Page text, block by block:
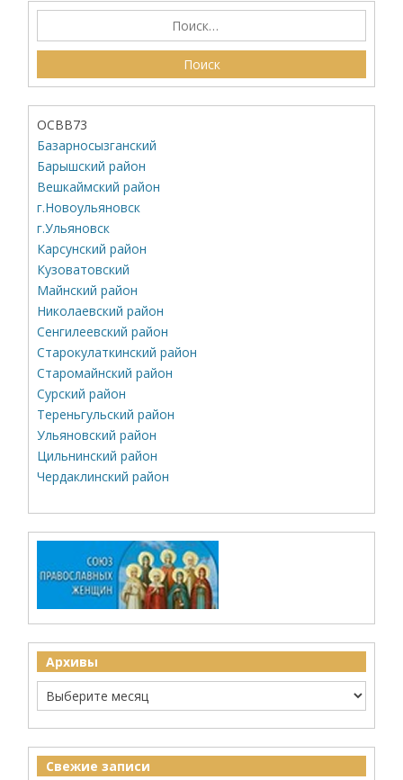
ОСВВ73
Базарносызганский
Барышский район
Вешкаймский район
г.Новоульяновск
г.Ульяновск
Карсунский район
Кузоватовский
Майнский район
Николаевский район
Сенгилеевский район
Старокулаткинский район
Старомайнский район
Сурский район
Тереньгульский район
Ульяновский район
Цильнинский район
Чердаклинский район
Архивы
Свежие записи